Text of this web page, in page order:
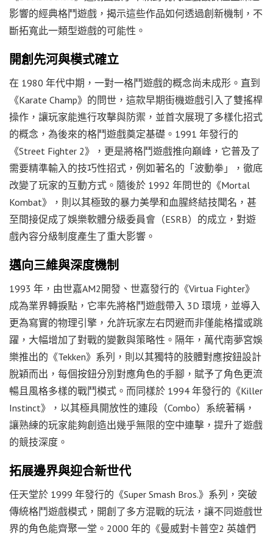
影響的經典格鬥遊戲，揭示這些作品如何透過創新機制，不
斷拓寬此一類型遊戲的可能性。
開創先河與模式確立
在 1980 年代中期，一對一格鬥遊戲的概念尚未成形。直到
《Karate Champ》的問世，這款早期街機遊戲引入了雙搖桿
操作，讓玩家能進行攻擊與防禦，並首次展現了多樣化招式
的概念，為後來的格鬥遊戲奠定基礎。1991 年發行的
《Street Fighter 2》，更是將格鬥遊戲推向巔峰，它普及了
需要精準輸入的技巧性招式，例如著名的「波動拳」，徹底
改變了玩家的互動方式。隨後於 1992 年問世的《Mortal
Kombat》，則以其極致的暴力美學和血腥終結技聞名，甚
至間接促成了娛樂軟體分級委員會（ESRB）的成立，對遊
戲內容分級制度產生了重大影響。
邁向三維與深度機制
1993 年，由世嘉AM2開發、世嘉發行的《Virtua Fighter》
成為業界轉捩點，它率先將格鬥遊戲帶入 3D 環境，並導入
更為寫實的物理引擎，允許玩家左右閃避而非僅能格擋或跳
躍，大幅增加了對戰的變數與策略性。隔年，萬代南夢宮娛
樂推出的《Tekken》系列，則以其獨特的肢體對應按鈕設計
脫穎而出，每個按鈕分別對應角色的手腳，賦予了角色更流
暢且風格多樣的戰鬥模式。而同樣於 1994 年發行的《Killer
Instinct》，以其極具開放性的連段（Combo）系統著稱，
讓熟練的玩家能夠創造出幾乎無限的空中連擊，提升了遊戲
的競技深度。
拓展邊界與迎合新世代
任天堂於 1999 年發行的《Super Smash Bros.》系列，突破
傳統格鬥遊戲模式，開創了多方混戰的玩法，讓不同遊戲世
界的角色能齊聚一堂。2000 年的《曼威對卡普空2 英雄們